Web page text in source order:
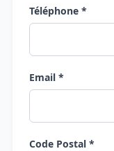
Téléphone *
Email *
Code Postal *